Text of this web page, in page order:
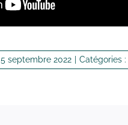
5 septembre 2022 Catégories :